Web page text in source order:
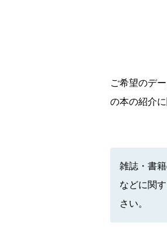
ご希望のデ
の本の紹介
雑誌・書
などに関
さい。